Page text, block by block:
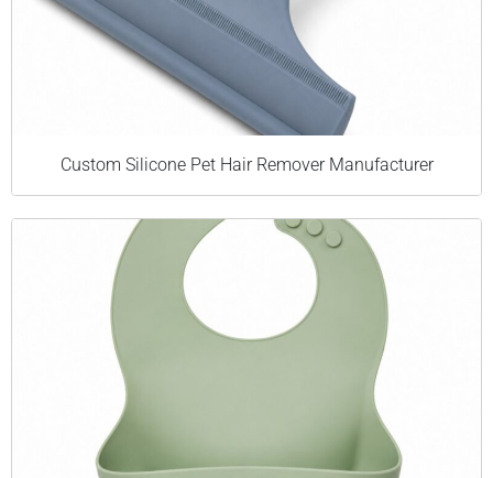
Custom Silicone Pet Hair Remover Manufacturer